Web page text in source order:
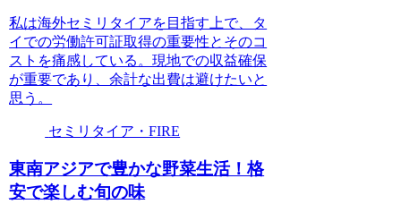
私は海外セミリタイアを目指す上で、タ
イでの労働許可証取得の重要性とそのコ
ストを痛感している。現地での収益確保
が重要であり、余計な出費は避けたいと
思う。
セミリタイア・FIRE
東南アジアで豊かな野菜生活！格
安で楽しむ旬の味